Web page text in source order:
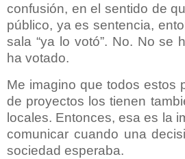
confusión, en el sentido de
público, ya es sentencia,
sala “ya lo votó”. No. No se
ha votado.
Me imagino que todos estos
de proyectos los tienen
locales. Entonces, esa es la
comunicar cuando una
sociedad esperaba.